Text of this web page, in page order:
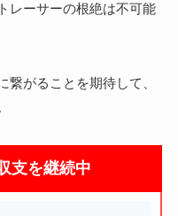
レーサーの根絶は不可能
がることを期待して、
支を継続中